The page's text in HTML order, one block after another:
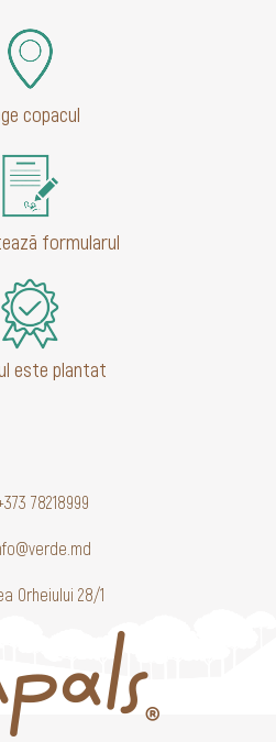
copacul
formularul
este plantat
78218999
Orheiului 28/1